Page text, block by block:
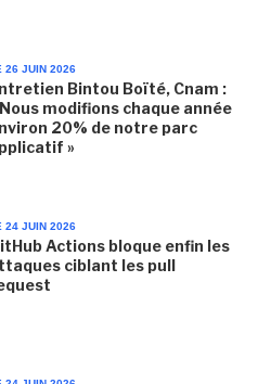
26 JUIN 2026
Bintou Boïté, Cnam :
modifions chaque année
20% de notre parc
»
24 JUIN 2026
Actions bloque enfin les
ciblant les pull